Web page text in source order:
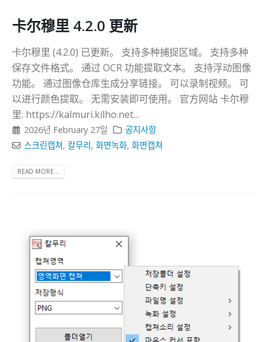
卡尔穆里 4.2.0 更新
卡尔穆里 (4.2.0) 已更新。 支持多种捕捉区域。 支持多种
保存文件格式。 通过 OCR 功能提取文本。 支持浮动图像
功能。 通过图像仓库生成分享链接。 可以录制视频。 可
以进行颜色提取。 无需安装即可使用。 官方网站 卡尔穆
里: https://kalmuri.kilho.net...
2026년 February 27일
공지사항
스크린캡쳐, 칼무리 ,화면녹화,화면캡쳐
READ MORE...